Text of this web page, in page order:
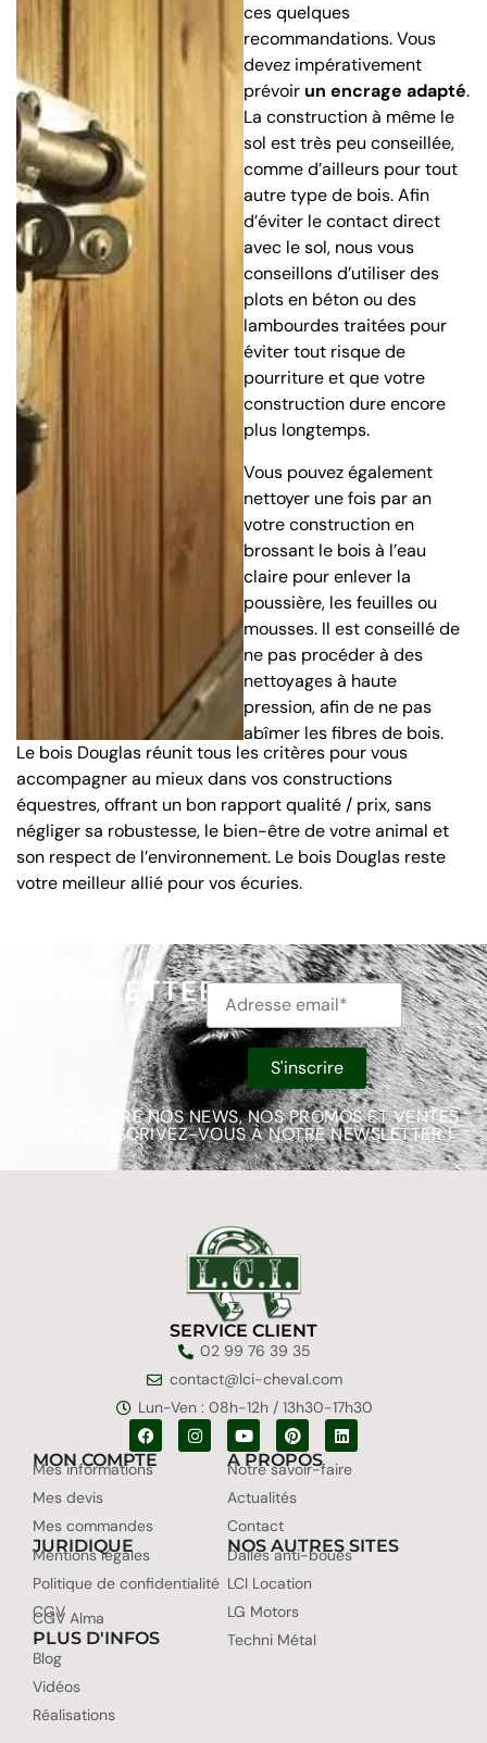
ces quelques
recommandations. Vous
devez impérativement
prévoir un encrage adapté.
La construction à même le
sol est très peu conseillée,
comme d’ailleurs pour tout
autre type de bois. Afin
d’éviter le contact direct
avec le sol, nous vous
conseillons d’utiliser des
plots en béton ou des
lambourdes traitées pour
éviter tout risque de
pourriture et que votre
construction dure encore
plus longtemps.
Vous pouvez également
nettoyer une fois par an
votre construction en
brossant le bois à l’eau
claire pour enlever la
poussière, les feuilles ou
mousses. Il est conseillé de
ne pas procéder à des
nettoyages à haute
pression, afin de ne pas
abîmer les fibres de bois.
Le bois Douglas réunit tous les critères pour vous
accompagner au mieux dans vos constructions
équestres, offrant un bon rapport qualité / prix, sans
négliger sa robustesse, le bien-être de votre animal et
son respect de l’environnement. Le bois Douglas reste
votre meilleur allié pour vos écuries.
NEWSLETTER
POUR SUIVRE NOS NEWS, NOS PROMOS ET VENTES
FLASH, INSCRIVEZ-VOUS À NOTRE NEWSLETTER !
SERVICE CLIENT
02 99 76 39 35
contact@lci-cheval.com
Lun-Ven : 08h-12h / 13h30-17h30
MON COMPTE
Mes informations
Mes devis
Mes commandes
JURIDIQUE
Mentions légales
Politique de confidentialité
CGV
CGV Alma
A PROPOS
Notre savoir-faire
Actualités
Contact
NOS AUTRES SITES
Dalles anti-boues
LCI Location
LG Motors
Techni Métal
PLUS D'INFOS
Blog
Vidéos
Réalisations